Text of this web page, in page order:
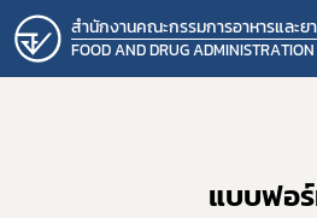
สำนักงานคณะกรรมการอาหารและยา
FOOD AND DRUG ADMINISTRATION
แบบฟอ